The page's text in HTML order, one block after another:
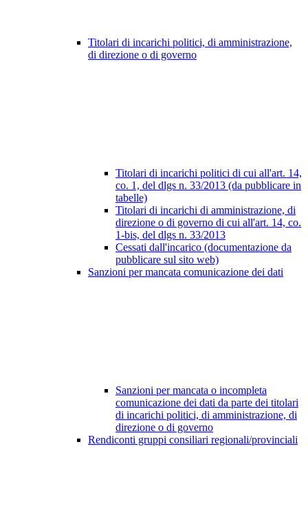
Titolari di incarichi politici, di amministrazione,
di direzione o di governo
Titolari di incarichi politici di cui all'art. 14,
co. 1, del dlgs n. 33/2013 (da pubblicare in
tabelle)
Titolari di incarichi di amministrazione, di
direzione o di governo di cui all'art. 14, co.
1-bis, del dlgs n. 33/2013
Cessati dall'incarico (documentazione da
pubblicare sul sito web)
Sanzioni per mancata comunicazione dei dati
Sanzioni per mancata o incompleta
comunicazione dei dati da parte dei titolari
di incarichi politici, di amministrazione, di
direzione o di governo
Rendiconti gruppi consiliari regionali/provinciali